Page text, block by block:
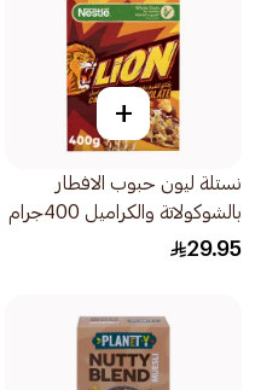
+
نستلة ليون حبوب الافطار
بالشوكولاتة والكراميل 400جرام
29.95